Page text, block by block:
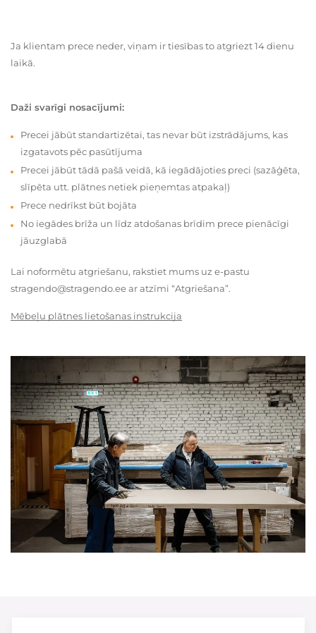
Ja klientam prece neder, viņam ir tiesības to atgriezt 14 dienu
laikā.
Daži svarīgi nosacījumi:
Precei jābūt standartizētai, tas nevar būt izstrādājums, kas
izgatavots pēc pasūtījuma
Precei jābūt tādā pašā veidā, kā iegādājoties preci (sazāģēta,
slīpēta utt. plātnes netiek pieņemtas atpakaļ)
Prece nedrīkst būt bojāta
No iegādes brīža un līdz atdošanas brīdim prece pienācīgi
jāuzglabā
Lai noformētu atgriešanu, rakstiet mums uz e-pastu
stragendo@stragendo.ee ar atzīmi “Atgriešana”.
Mēbeļu plātnes lietošanas instrukcija